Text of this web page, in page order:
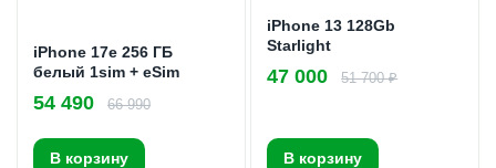
iPhone 17e 256 ГБ
белый 1sim + eSim
54 490 66 990
В корзину
iPhone 13 128Gb
Starlight
47 000 51 700 ₽
В корзину